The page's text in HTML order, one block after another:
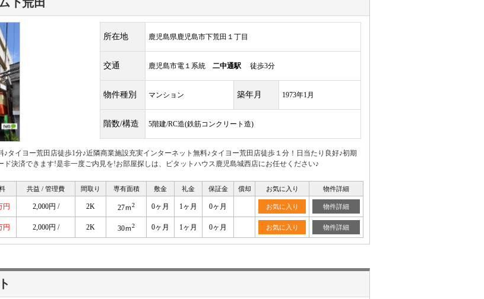
所在地 鹿児島県鹿児島市下荒田１丁目
交通 鹿児島市電１系統 二中通駅 徒歩3分
物件種別 マンション 築年月 1973年1月
階数/構造 5階建/RC造(鉄筋コンクリート造)
♪タイヨー荒田店徒歩1分♪近隣商業施設充実インターネット無料♪タイヨー荒田店徒歩１分！日当たり良好♪初期
ド決済できます!是非一度ご内見を!お部屋探しは、ピタットハウス鹿児島城西店にお任せください♪
共益 / 管理費 間取り 専有面積 敷金 礼金 保証金 償却 お気に入り 物件詳細
円 2,000円 / 2K 27ｍ2 0ヶ月 1ヶ月 0ヶ月 お気に入り 物件詳細
円 2,000円 / 2K 30ｍ2 0ヶ月 1ヶ月 0ヶ月 お気に入り 物件詳細